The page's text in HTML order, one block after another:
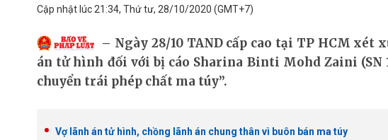
Cập nhật lúc 21:34, Thứ tư, 28/10/2020 (GMT+7)
Ngày 28/10 TAND cấp cao tại TP HCM xét
án tử hình đối với bị cáo Sharina Binti Mohd Zaini (SN
chuyển trái phép chất ma túy”.
Vợ lãnh án tử hình, chồng lãnh án chung thân vì buôn bán ma túy